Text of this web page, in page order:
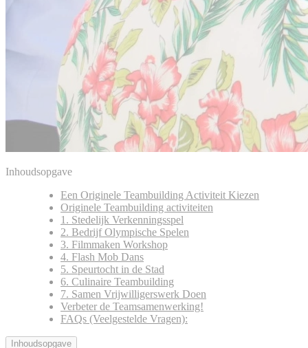
Inhoudsopgave
Een Originele Teambuilding Activiteit Kiezen
Originele Teambuilding activiteiten
1. Stedelijk Verkenningsspel
2. Bedrijf Olympische Spelen
3. Filmmaken Workshop
4. Flash Mob Dans
5. Speurtocht in de Stad
6. Culinaire Teambuilding
7. Samen Vrijwilligerswerk Doen
Verbeter de Teamsamenwerking!
FAQs (Veelgestelde Vragen):
Inhoudsopgave